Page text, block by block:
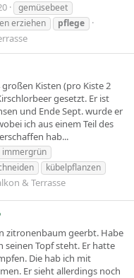
gemüsebeet
erziehen pflege
Kisten (pro Kiste 2
gesetzt. Er ist
und Ende Sept. wurde er
ich aus einem Teil des
hab...
immergrün
kübelpflanzen
& Terrasse
zitronenbaum geerbt. Habe
seinen Topf steht. Er hatte
Die hab ich mit
Er sieht allerdings noch